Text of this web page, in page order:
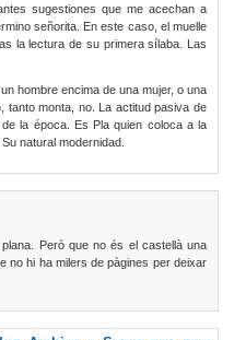
sugestiones que me acechan a
señorita. En este caso, el muelle
la lectura de su primera sílaba. Las
hombre encima de una mujer, o una
tanto monta, no. La actitud pasiva de
la época. Es Pla quien coloca a la
natural modernidad.
Però que no és el castellà una
no hi ha milers de pàgines per deixar